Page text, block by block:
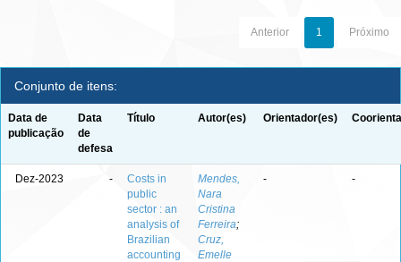
Anterior 1 Próximo
Conjunto de itens:
Data de
publicação
Data
de
defesa
Título Autor(es) Orientador(es)
Dez-2023 -
Costs in
public
sector : an
analysis of
Brazilian
accounting
Mendes,
Nara
Cristina
Ferreira;
Cruz,
Emelle
- -